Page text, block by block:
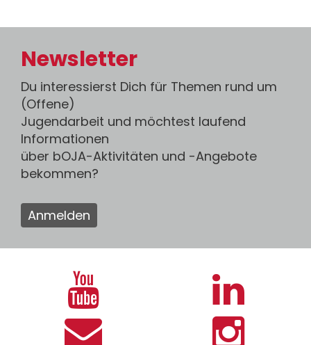
Newsletter
Du interessierst Dich für Themen rund um
(Offene)
Jugendarbeit und möchtest laufend
Informationen
über bOJA-Aktivitäten und -Angebote
bekommen?
Anmelden